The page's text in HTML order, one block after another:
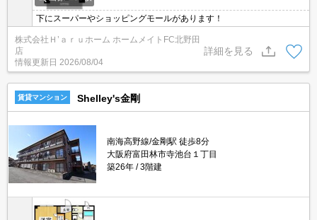
下にスーパーやショッピングモールがあります！
株式会社Ｈ’ａｒｕホーム ホームメイトFC北野田
店
情報更新日 2026/08/04
詳細を見る
賃貸マンション Shelley's金剛
南海高野線/金剛駅 徒歩8分
大阪府富田林市寺池台１丁目
築26年
3階建